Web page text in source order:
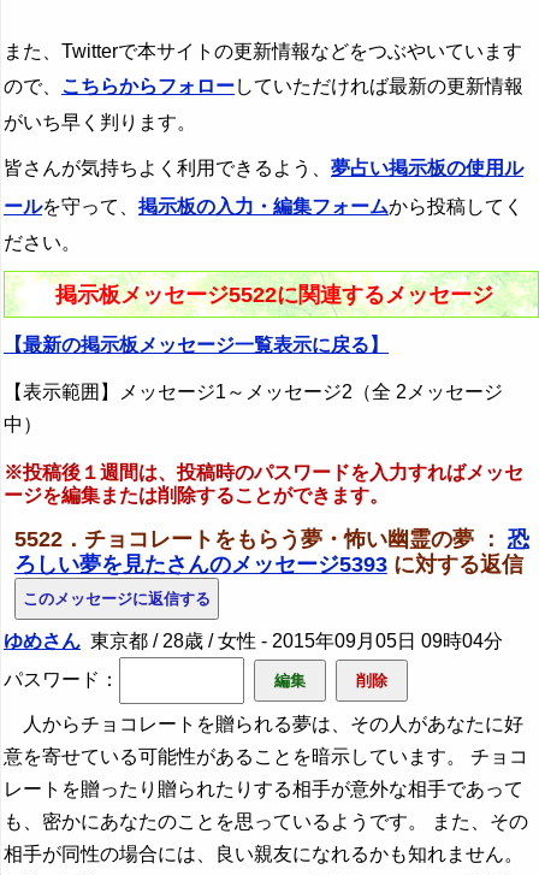
また、Twitterで本サイトの更新情報などをつぶやいています
ので、 こちらからフォローしていただければ最新の更新情報
がいち早く判ります。
皆さんが気持ちよく利用できるよう、 夢占い掲示板の使用ル
ールを守って、 掲示板の入力・編集フォームから投稿してく
ださい。
掲示板メッセージ5522に関連するメッセージ
【最新の掲示板メッセージ一覧表示に戻る】
【表示範囲】メッセージ1～メッセージ2（全 2メッセージ
中）
※投稿後１週間は、投稿時のパスワードを入力すればメッセ
ージを編集または削除することができます。
5522．チョコレートをもらう夢・怖い幽霊の夢 ： 恐
ろしい夢を見たさんのメッセージ5393に対する返信
ゆめさん 東京都 / 28歳 / 女性 - 2015年09月05日 09時04分
パスワード：
人からチョコレートを贈られる夢は、その人があなたに好
意を寄せている可能性があることを暗示しています。 チョコ
レートを贈ったり贈られたりする相手が意外な相手であって
も、密かにあなたのことを思っているようです。 また、その
相手が同性の場合には、良い親友になれるかも知れません。